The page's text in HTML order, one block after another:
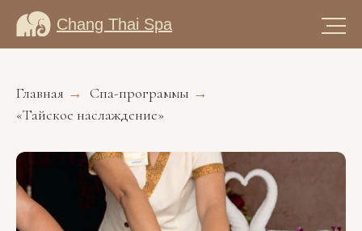
Chang Thai Spa
Главная → Спа-программы →
«Тайское наслаждение»